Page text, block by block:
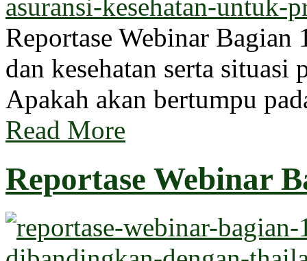
Reportase Webinar Bagian
dan kesehatan serta situasi
Apakah akan bertumpu
Read More
Reportase Webinar